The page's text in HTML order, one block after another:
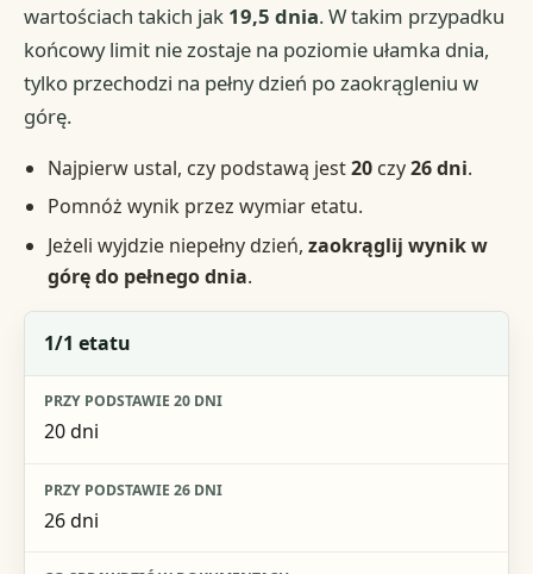
wartościach takich jak 19,5 dnia. W takim przypadku
końcowy limit nie zostaje na poziomie ułamka dnia,
tylko przechodzi na pełny dzień po zaokrągleniu w
górę.
Najpierw ustal, czy podstawą jest20czy26 dni.
Pomnóż wynik przez wymiar etatu.
Jeżeli wyjdzie niepełny dzień, zaokrąglij wynik w
górę do pełnego dnia.
Wymiar etatu
Przy podstawie 20 dni
1/1 etatu
20 dni
26 dni